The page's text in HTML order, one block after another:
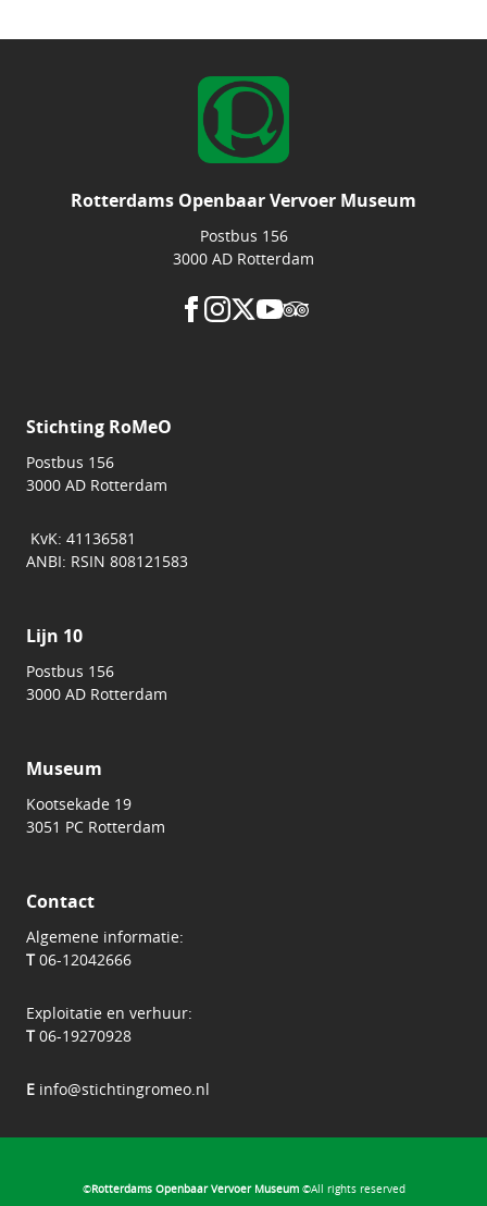
Rotterdams Openbaar Vervoer Museum
Postbus 156
3000 AD Rotterdam
Stichting RoMeO
Postbus 156
3000 AD Rotterdam
KvK: 41136581
ANBI: RSIN 808121583
Lijn 10
Postbus 156
3000 AD Rotterdam
Museum
Kootsekade 19
3051 PC Rotterdam
Contact
Algemene informatie:
T06-12042666
Exploitatie en verhuur:
T06-19270928
E info@stichtingromeo.nl
©Rotterdams Openbaar Vervoer Museum©All rights reserved